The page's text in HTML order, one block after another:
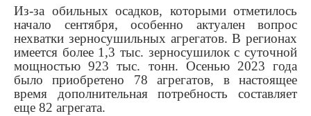
Из-за обильных осадков, которыми отметилось
начало сентября, особенно актуален вопрос
нехватки зерносушильных агрегатов. В регионах
имеется более 1,3 тыс. зерносушилок с суточной
мощностью 923 тыс. тонн. Осенью 2023 года
было приобретено 78 агрегатов, в настоящее
время дополнительная потребность составляет
еще 82 агрегата.